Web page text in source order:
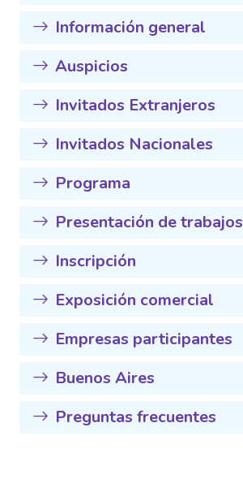
Información general
Auspicios
Invitados Extranjeros
Invitados Nacionales
Programa
Presentación de trabajos
Inscripción
Exposición comercial
Empresas participantes
Buenos Aires
Preguntas frecuentes